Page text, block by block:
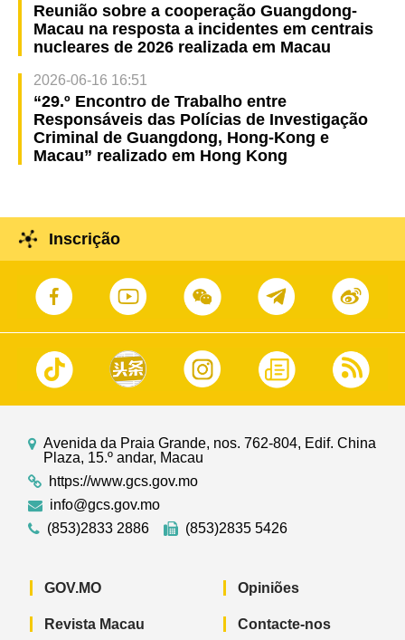
Reunião sobre a cooperação Guangdong-
Macau na resposta a incidentes em centrais
nucleares de 2026 realizada em Macau
2026-06-16 16:51
“29.º Encontro de Trabalho entre
Responsáveis das Polícias de Investigação
Criminal de Guangdong, Hong-Kong e
Macau” realizado em Hong Kong
Inscrição
Avenida da Praia Grande, nos. 762-804, Edif. China
Plaza, 15.º andar, Macau
https://www.gcs.gov.mo
info@gcs.gov.mo
(853)2833 2886
(853)2835 5426
GOV.MO
Revista Macau
Opiniões
Contacte-nos